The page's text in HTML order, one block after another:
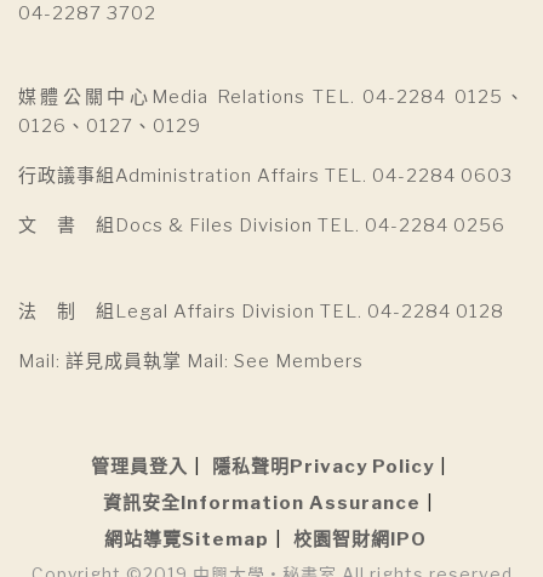
04-2287 3702
媒體公關中心Media Relations TEL. 04-2284 0125、
0126、0127、0129
行政議事組Administration Affairs TEL. 04-2284 0603
文 書 組Docs & Files Division TEL. 04-2284 0256
法 制 組Legal Affairs Division TEL. 04-2284 0128
Mail: 詳見成員執掌 Mail: See Members
管理員登入
隱私聲明Privacy Policy
資訊安全Information Assurance
網站導覽Sitemap
校園智財網IPO